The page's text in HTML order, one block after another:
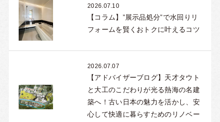
2026.07.10
【コラム】”展示品処分”で水回りリ
フォームを賢くおトクに叶えるコツ
2026.07.07
【アドバイザーブログ】天才タウト
と大工のこだわりが光る熱海の名建
築へ！古い日本の魅力を活かし、安
心して快適に暮らすためのリノベー